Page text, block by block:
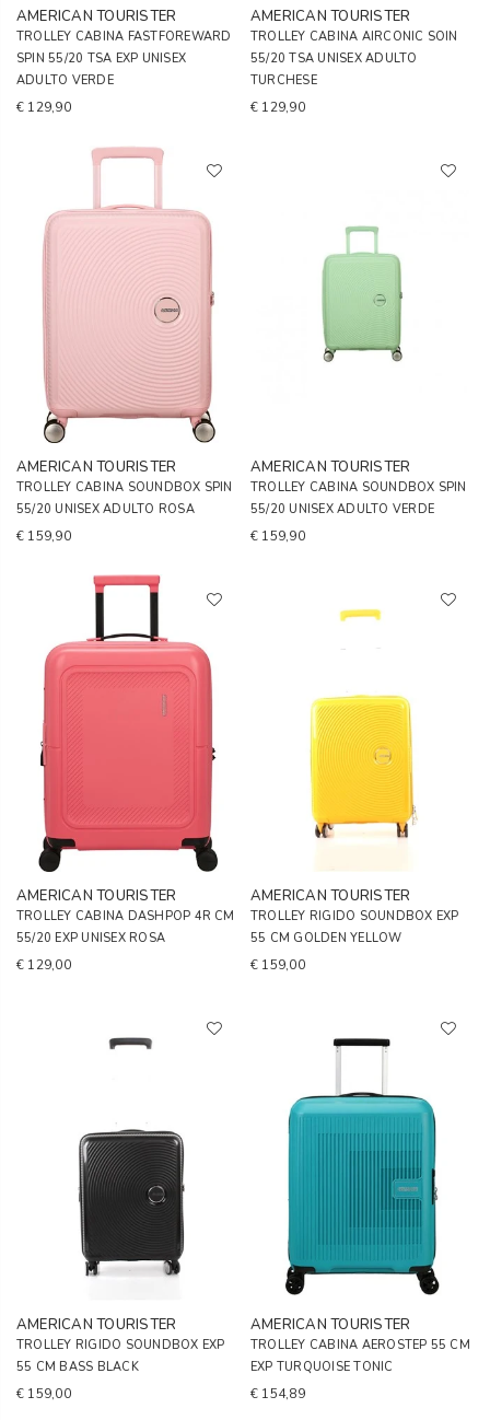
AMERICAN TOURISTER
TROLLEY CABINA FASTFOREWARD
SPIN 55/20 TSA EXP UNISEX
ADULTO VERDE
€ 129,90
AMERICAN TOURISTER
TROLLEY CABINA AIRCONIC SOIN
55/20 TSA UNISEX ADULTO
TURCHESE
€ 129,90
AMERICAN TOURISTER
TROLLEY CABINA SOUNDBOX SPIN
55/20 UNISEX ADULTO ROSA
€ 159,90
AMERICAN TOURISTER
TROLLEY CABINA SOUNDBOX SPIN
55/20 UNISEX ADULTO VERDE
€ 159,90
AMERICAN TOURISTER
TROLLEY CABINA DASHPOP 4R CM
55/20 EXP UNISEX ROSA
€ 129,00
AMERICAN TOURISTER
TROLLEY RIGIDO SOUNDBOX EXP
55 CM GOLDEN YELLOW
€ 159,00
AMERICAN TOURISTER
TROLLEY RIGIDO SOUNDBOX EXP
55 CM BASS BLACK
€ 159,00
AMERICAN TOURISTER
TROLLEY CABINA AEROSTEP 55 CM
EXP TURQUOISE TONIC
€ 154,89